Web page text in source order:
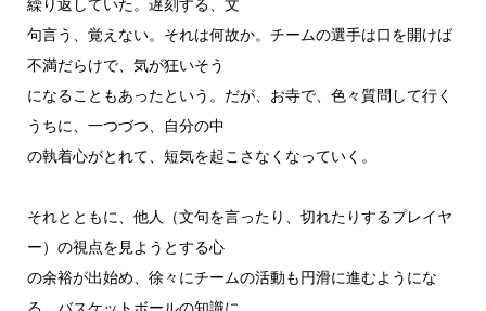
繰り返していた。遅刻する、文
句言う、覚えない。それは何故か。チームの選手は口を開けば
不満だらけで、気が狂いそう
になることもあったという。だが、お寺で、色々質問して行く
うちに、一つづつ、自分の中
の執着心がとれて、短気を起こさなくなっていく。
それとともに、他人（文句を言ったり、切れたりするプレイヤ
ー）の視点を見ようとする心
の余裕が出始め、徐々にチームの活動も円滑に進むようにな